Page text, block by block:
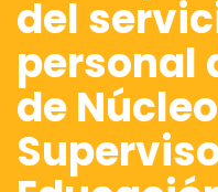
del
personal
de